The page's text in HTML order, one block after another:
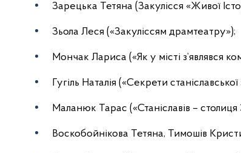
Зарецька Тетяна (Закулісся «Живої
Зьола Леся («Закуліссям драмтеатру»);
Мончак Лариса («Як у місті з’являвся
Гугіль Наталія («Секрети станіславської
Маланюк Тарас («Станіславів –
Воскобойнікова Тетяна, Тимошів